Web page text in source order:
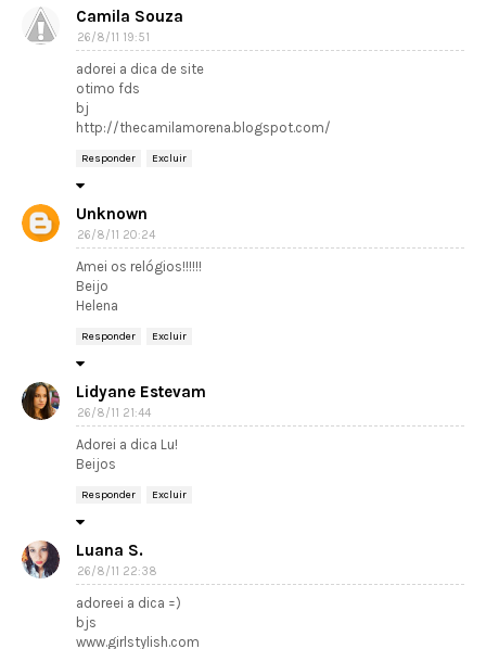
Camila Souza
26/8/11 19:51
adorei a dica de site
otimo fds
bj
http://thecamilamorena.blogspot.com/
Responder Excluir
Unknown
26/8/11 20:24
Amei os relógios!!!!!!
Beijo
Helena
Responder Excluir
Lidyane Estevam
26/8/11 21:44
Adorei a dica Lu!
Beijos
Responder Excluir
Luana S.
26/8/11 22:38
adoreei a dica =)
bjs
www.girlstylish.com